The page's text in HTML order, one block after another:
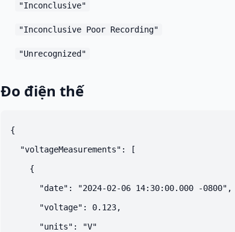
"Inconclusive"
"Inconclusive Poor Recording"
"Unrecognized"
Đo điện thế
{
  "voltageMeasurements": [
    {
      "date": "2024-02-06 14:30:00.000 -0800",
      "voltage": 0.123,
      "units": "V"